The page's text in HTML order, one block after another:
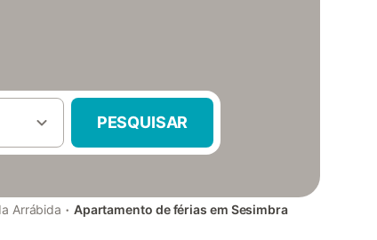
PESQUISAR
Arrábida · Apartamento de férias em Sesimbra